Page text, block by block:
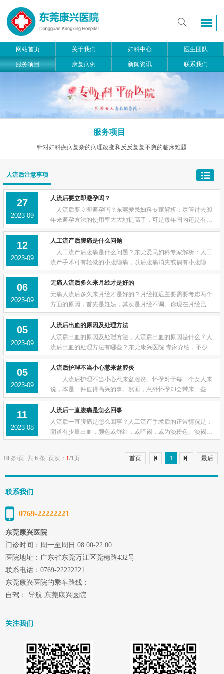
网站首页 关于我们 妇科中心 医生团队
服务项目 康复病例 新闻资讯 联系我们
服务项目
针对妇科疾病复杂的病理改变和反反复复不愈的临床难题
人流后注意事项
27
2023-09
人流后要立即避孕吗？
人流后要立即避孕吗？东莞爱民妇科专家解析：尽管过去30
年来避孕方法的使用率大大地提高了，可是每年国内还是有约2
千6百万到5千万的人流发生。每年由未经培训的手术操作人员
或是在不卫生的条件下实施的不安全流产导...
12
2023-09
人工流产后腹痛是什么问题
人工流产后腹痛是什么问题？东莞爱民妇科专家解析：人工
流产手术可有轻微的小腹隐痛，以后腹痛消失或偶有小腹隐
痛，但有时也会出现阵发性腹痛，以及小腹坠痛，正确认识引
起腹痛的原因，可以帮助预防人流手术失败引...
06
2023-09
无痛人流后多久来月经才是好的
无痛人流后多久来月经才是好的？月经推迟主要需要考虑两个
方面的原因，首先是妊娠，其次是月经不调。你现在月经已经
推迟了3天，可以到医院去检查一下，比如做下B超检查可以详
细了解具体情况，看看具体是什么原因。 ...
05
2023-09
人流后出血的原因及处理方法
人流后出血的原因及处理方法，人流后出血的原因是什么？人
流后出血的处理方法有哪些？东莞康兴医院 专家介绍，不少女
性人流后出血，女性朋友就毫无措施，人流后出血的原因是什
么？人流后出血怎么处理？下面，东莞爱民...
05
2023-09
人流后护理不当小心惹来盆腔炎
人流后护理不当小心惹来盆腔炎。怀孕对于每一个女人来
说，本是一件值得高兴的事。然而，意外怀孕却会带来一些不
必要的麻烦。这个时候，先进的办法就是进行人工流产。东莞
爱民妇科专家指出，人流是不得已采取的避...
11
2023-08
人流后一直腹痛是怎么回事
人流后一直腹痛是怎么回事？人工流产手术后的正常情况是：
阴道有少量出血，颜色或鲜红，或暗褐，或为淡粉色、淡褐
色，一般没有血块，出血2周内干净。手术当天可以有轻微的小
腹隐痛，以后腹痛消失或偶有小腹隐痛。东莞...
10条/页 共 6条 页次： 1/1页 首页 1 最后
联系我们
0769-22222221
东莞康兴医院
门诊时间：周一至周日 08:00-22:00
医院地址：广东省东莞万江区莞穗路432号
联系电话：0769-22222221
东莞康兴医院的乘车路线：
自驾： 导航 东莞康兴医院
关注我们